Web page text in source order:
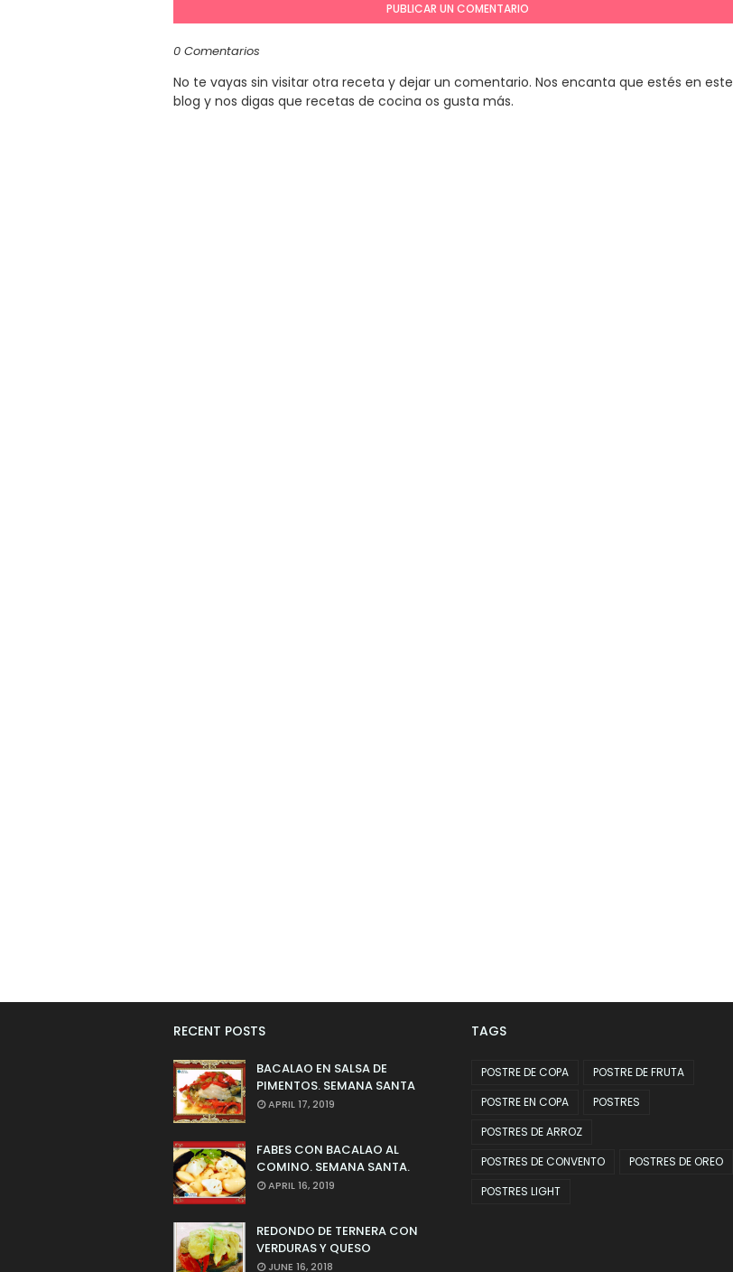
PUBLICAR UN COMENTARIO
0 Comentarios
No te vayas sin visitar otra receta y dejar un comentario. Nos encanta que estés en este
blog y nos digas que recetas de cocina os gusta más.
RECENT POSTS
BACALAO EN SALSA DE
PIMENTOS. SEMANA SANTA
APRIL 17, 2019
FABES CON BACALAO AL
COMINO. SEMANA SANTA.
APRIL 16, 2019
REDONDO DE TERNERA CON
VERDURAS Y QUESO
JUNE 16, 2018
TAGS
POSTRE DE COPA
POSTRE DE FRUTA
POSTRE EN COPA
POSTRES
POSTRES DE ARROZ
POSTRES DE CONVENTO
POSTRES DE OREO
POSTRES LIGHT